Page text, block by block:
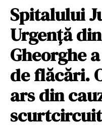
Spitalului
Urgenţă
Gheorghe
de flăcări.
ars din
scurtcircuit